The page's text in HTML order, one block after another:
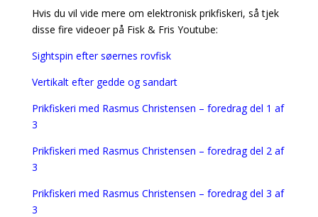
Hvis du vil vide mere om elektronisk prikfiskeri, så tjek
disse fire videoer på Fisk & Fris Youtube:
Sightspin efter søernes rovfisk
Vertikalt efter gedde og sandart
Prikfiskeri med Rasmus Christensen – foredrag del 1 af
3
Prikfiskeri med Rasmus Christensen – foredrag del 2 af
3
Prikfiskeri med Rasmus Christensen – foredrag del 3 af
3